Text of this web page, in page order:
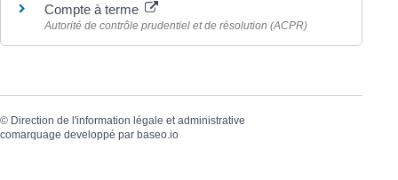
Compte à terme
Autorité de contrôle prudentiel et de résolution (ACPR)
© Direction de l'information légale et administrative
comarquage developpé par baseo.io